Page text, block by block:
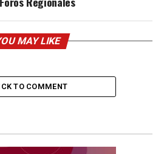
MAY LIKE
TO COMMENT